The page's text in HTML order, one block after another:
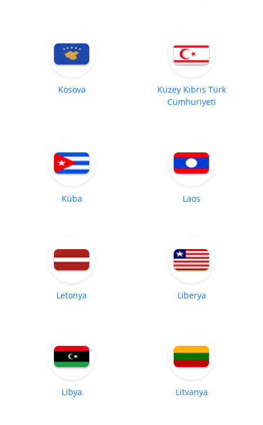
Kosova
Kuzey Kıbrıs Türk
Cumhuriyeti
Küba Laos
Letonya Liberya
Libya Litvanya